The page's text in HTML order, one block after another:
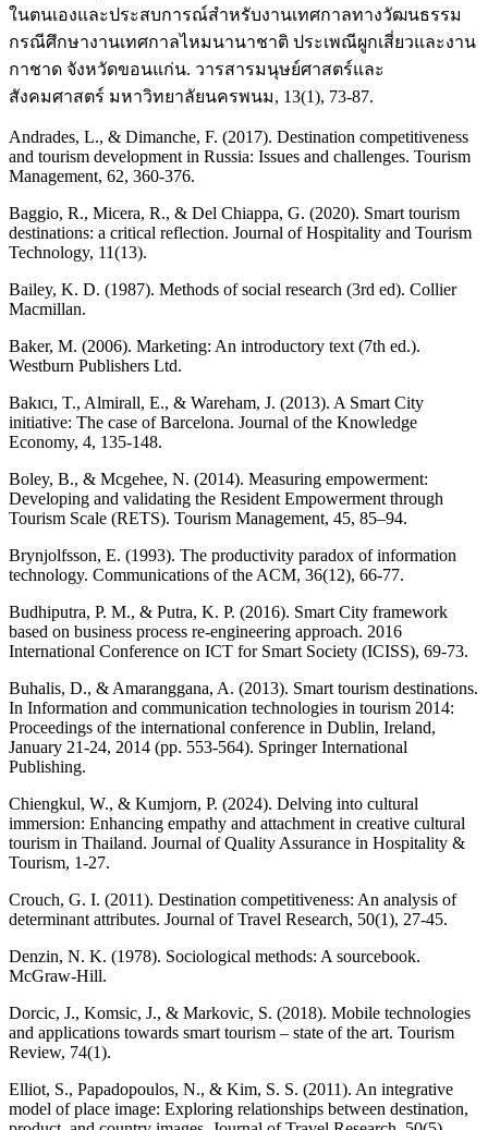
ในตนเองและประสบการณ์สำหรับงานเทศกาลทางวัฒนธรรม
กรณีศึกษางานเทศกาลไหมนานาชาติ ประเพณีผูกเสี่ยวและงาน
กาชาด จังหวัดขอนแก่น. วารสารมนุษย์ศาสตร์และ
สังคมศาสตร์ มหาวิทยาลัยนครพนม, 13(1), 73-87.
Andrades, L., & Dimanche, F. (2017). Destination competitiveness
and tourism development in Russia: Issues and challenges. Tourism
Management, 62, 360-376.
Baggio, R., Micera, R., & Del Chiappa, G. (2020). Smart tourism
destinations: a critical reflection. Journal of Hospitality and Tourism
Technology, 11(13).
Bailey, K. D. (1987). Methods of social research (3rd ed). Collier
Macmillan.
Baker, M. (2006). Marketing: An introductory text (7th ed.).
Westburn Publishers Ltd.
Bakıcı, T., Almirall, E., & Wareham, J. (2013). A Smart City
initiative: The case of Barcelona. Journal of the Knowledge
Economy, 4, 135-148.
Boley, B., & Mcgehee, N. (2014). Measuring empowerment:
Developing and validating the Resident Empowerment through
Tourism Scale (RETS). Tourism Management, 45, 85–94.
Brynjolfsson, E. (1993). The productivity paradox of information
technology. Communications of the ACM, 36(12), 66-77.
Budhiputra, P. M., & Putra, K. P. (2016). Smart City framework
based on business process re-engineering approach. 2016
International Conference on ICT for Smart Society (ICISS), 69-73.
Buhalis, D., & Amaranggana, A. (2013). Smart tourism destinations.
In Information and communication technologies in tourism 2014:
Proceedings of the international conference in Dublin, Ireland,
January 21-24, 2014 (pp. 553-564). Springer International
Publishing.
Chiengkul, W., & Kumjorn, P. (2024). Delving into cultural
immersion: Enhancing empathy and attachment in creative cultural
tourism in Thailand. Journal of Quality Assurance in Hospitality &
Tourism, 1-27.
Crouch, G. I. (2011). Destination competitiveness: An analysis of
determinant attributes. Journal of Travel Research, 50(1), 27-45.
Denzin, N. K. (1978). Sociological methods: A sourcebook.
McGraw-Hill.
Dorcic, J., Komsic, J., & Markovic, S. (2018). Mobile technologies
and applications towards smart tourism – state of the art. Tourism
Review, 74(1).
Elliot, S., Papadopoulos, N., & Kim, S. S. (2011). An integrative
model of place image: Exploring relationships between destination,